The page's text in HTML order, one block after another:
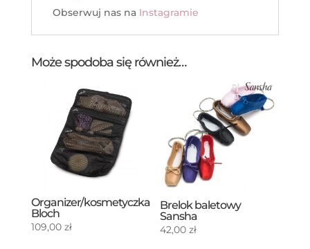
Obserwuj nas na Instagramie
Może spodoba się również…
Organizer/kosmetyczka
Bloch
109,00 zł
Brelok baletowy
Sansha
42,00zł